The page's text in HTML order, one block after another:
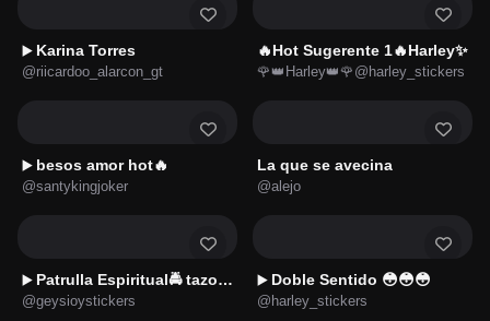
▶️ Karina Torres
@riicardoo_alarcon_gt
🔥Hot Sugerente 1🔥Harley✨
🌹👑Harley👑🌹@harley_stickers
▶️ besos amor hot🔥
@santykingjoker
La que se avecina
@alejo
▶️ Patrulla Espiritual🚔 tazo d🚔
@geysioystickers
▶️ Doble Sentido 😳😳😳
@harley_stickers